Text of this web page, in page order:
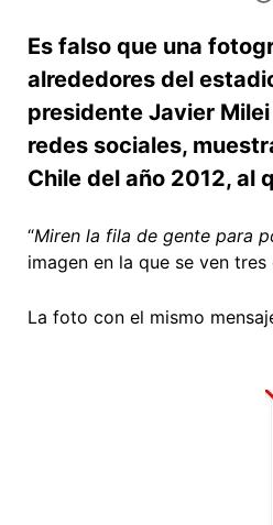
Es falso que una
alrededores del
presidente Javier
redes sociales,
Chile del año 2012, al
“Miren la fila de gente para
imagen en la que se ven
La foto con el mismo